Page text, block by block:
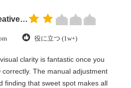
Custom Creative Goodie Christmas Kraft Paper Gift Bag with Your Own Logo for Xmas Decorative Party
役に立つ (1w+)
clarity is fantastic once you
correctly. The manual adjustment
finding that sweet spot makes all